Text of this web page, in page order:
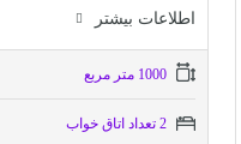
اطلاعات بيشتر